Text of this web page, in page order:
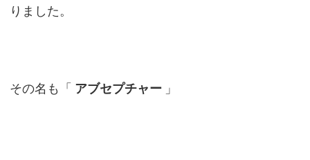
りました。
その名も「 アブセプチャー 」